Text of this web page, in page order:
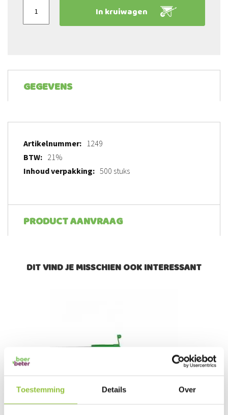
Toestemming Details Over
In kruiwagen
GEGEVENS
Meer
informatie
1249
21%
500 stuks
PRODUCT AANVRAAG
DIT VIND JE MISSCHIEN OOK INTERESSANT